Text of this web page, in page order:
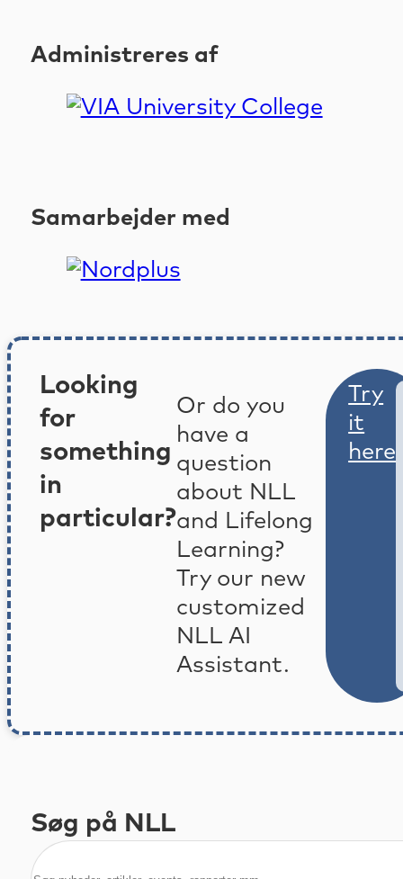
Administreres af
Samarbejder med
Looking
for
something
in
particular?
Or do you
have a
question
about NLL
and Lifelong
Learning?
Try our new
customized
NLL AI
Assistant.
Try
it
here
Søg på NLL
Søg